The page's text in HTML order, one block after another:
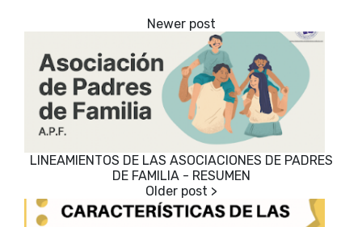
LINEAMIENTOS DE LAS ASOCIACIONES DE PADRES
DE FAMILIA - RESUMEN